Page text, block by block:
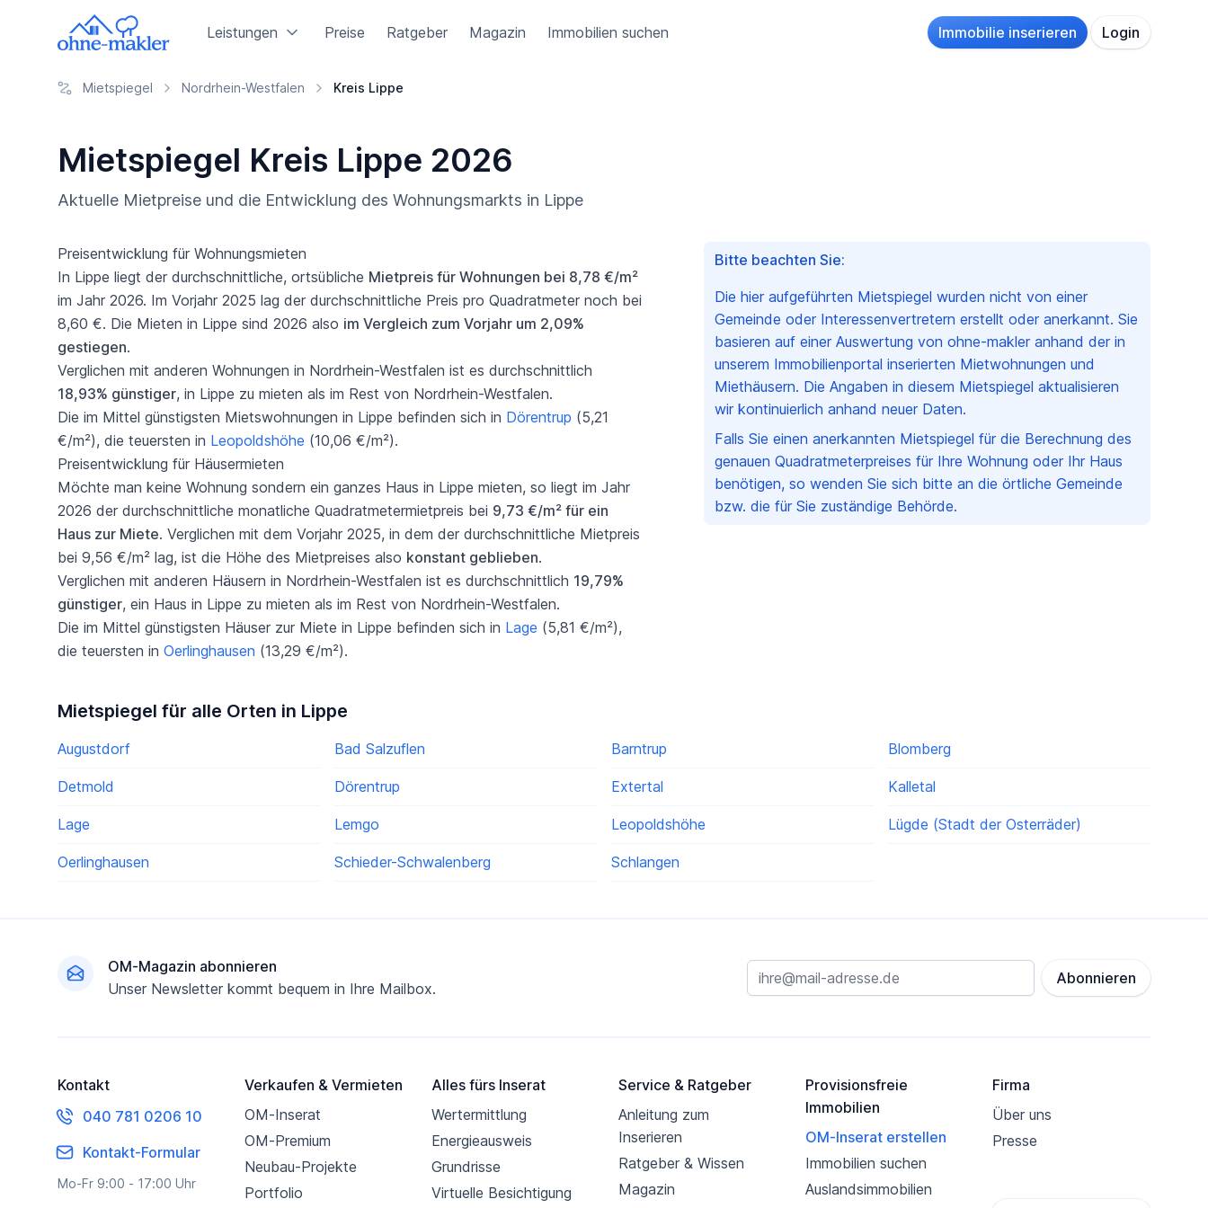
Leistungen Preise Ratgeber Magazin Immobilien suchen Immobilie inserieren Login
Mietspiegel Nordrhein-Westfalen Kreis Lippe
Mietspiegel Kreis Lippe 2026
Aktuelle Mietpreise und die Entwicklung des Wohnungsmarkts in Lippe
Preisentwicklung für Wohnungsmieten
In Lippe liegt der durchschnittliche, ortsübliche Mietpreis für Wohnungen bei 8,78 €/m²
im Jahr 2026. Im Vorjahr 2025 lag der durchschnittliche Preis pro Quadratmeter noch bei
8,60 €. Die Mieten in Lippe sind 2026 also im Vergleich zum Vorjahr um 2,09%
gestiegen.
Verglichen mit anderen Wohnungen in Nordrhein-Westfalen ist es durchschnittlich
18,93% günstiger, in Lippe zu mieten als im Rest von Nordrhein-Westfalen.
Die im Mittel günstigsten Mietswohnungen in Lippe befinden sich in Dörentrup (5,21
€/m²), die teuersten in Leopoldshöhe (10,06 €/m²).
Preisentwicklung für Häusermieten
Möchte man keine Wohnung sondern ein ganzes Haus in Lippe mieten, so liegt im Jahr
2026 der durchschnittliche monatliche Quadratmetermietpreis bei 9,73 €/m² für ein
Haus zur Miete. Verglichen mit dem Vorjahr 2025, in dem der durchschnittliche Mietpreis
bei 9,56 €/m² lag, ist die Höhe des Mietpreises also konstant geblieben.
Verglichen mit anderen Häusern in Nordrhein-Westfalen ist es durchschnittlich 19,79%
günstiger, ein Haus in Lippe zu mieten als im Rest von Nordrhein-Westfalen.
Die im Mittel günstigsten Häuser zur Miete in Lippe befinden sich in Lage (5,81 €/m²),
die teuersten in Oerlinghausen (13,29 €/m²).
Bitte beachten Sie:
Die hier aufgeführten Mietspiegel wurden nicht von einer
Gemeinde oder Interessenvertretern erstellt oder anerkannt. Sie
basieren auf einer Auswertung von ohne-makler anhand der in
unserem Immobilienportal inserierten Mietwohnungen und
Miethäusern. Die Angaben in diesem Mietspiegel aktualisieren
wir kontinuierlich anhand neuer Daten.
Falls Sie einen anerkannten Mietspiegel für die Berechnung des
genauen Quadratmeterpreises für Ihre Wohnung oder Ihr Haus
benötigen, so wenden Sie sich bitte an die örtliche Gemeinde
bzw. die für Sie zuständige Behörde.
Mietspiegel für alle Orten in Lippe
Augustdorf Bad Salzuflen Barntrup Blomberg
Detmold Dörentrup Extertal Kalletal
Lage Lemgo Leopoldshöhe Lügde (Stadt der Osterräder)
Oerlinghausen Schieder-Schwalenberg Schlangen
OM-Magazin abonnieren
Unser Newsletter kommt bequem in Ihre Mailbox.
Abonnieren
Kontakt
040 781 0206 10
Kontakt-Formular
Mo-Fr 9:00 - 17:00 Uhr
Verkaufen & Vermieten
OM-Inserat
OM-Premium
Neubau-Projekte
Portfolio
Alles fürs Inserat
Wertermittlung
Energieausweis
Grundrisse
Virtuelle Besichtigung
Service & Ratgeber
Anleitung zum
Inserieren
Ratgeber & Wissen
Magazin
Provisionsfreie
Immobilien
OM-Inserat erstellen
Immobilien suchen
Auslandsimmobilien
Firma
Über uns
Presse